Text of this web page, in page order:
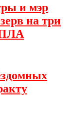
и мэр
на три